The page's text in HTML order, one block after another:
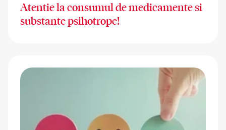
Atentie la consumul de medicamente si
substante psihotrope!